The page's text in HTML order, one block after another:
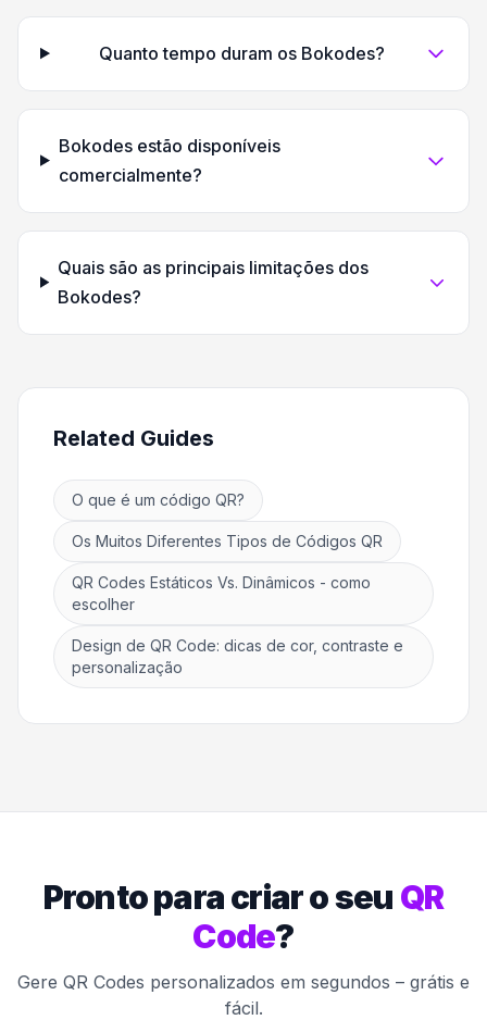
Quanto tempo duram os Bokodes?
Bokodes estão disponíveis
comercialmente?
Quais são as principais limitações dos
Bokodes?
Related Guides
O que é um código QR?
Os Muitos Diferentes Tipos de Códigos QR
QR Codes Estáticos Vs. Dinâmicos - como
escolher
Design de QR Code: dicas de cor, contraste e
personalização
Pronto para criar o seu QR
Code?
Gere QR Codes personalizados em segundos – grátis e
fácil.